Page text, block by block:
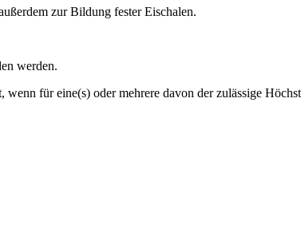
zur Bildung fester Eischalen.
werden.
für eine(s) oder mehrere davon der zulässige